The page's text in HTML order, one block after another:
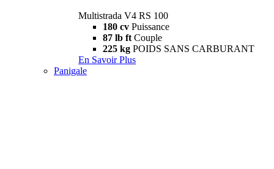
Multistrada V4 RS 100
180 cv Puissance
87 lb ft Couple
225 kg POIDS SANS CARBURANT
En Savoir Plus
Panigale